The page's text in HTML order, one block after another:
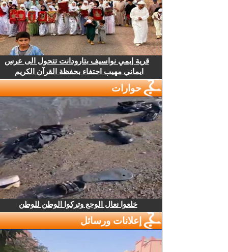
قرية إيمي نواسيف بتارودانت تتحول الى عرس
ايماني مهيب احتفاء بحفظة القرآن الكريم
حوارات
خلعوا نعال الوجع وتركوا الوطن للوطن
إعلانات ورسائل